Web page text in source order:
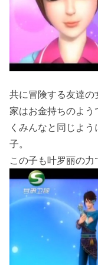
共に冒険する友達の
家はお金持ちのよ
くみんなと同じよ
子。
この子も叶罗丽の力